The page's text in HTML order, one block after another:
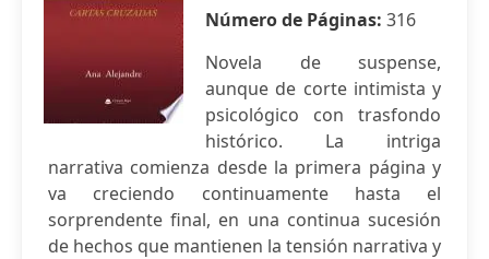
Número de Páginas: 316
Novela de suspense,
aunque de corte intimista y
psicológico con trasfondo
histórico. La intriga
narrativa comienza desde la primera página y
va creciendo continuamente hasta el
sorprendente final, en una continua sucesión
de hechos que mantienen la tensión narrativa y